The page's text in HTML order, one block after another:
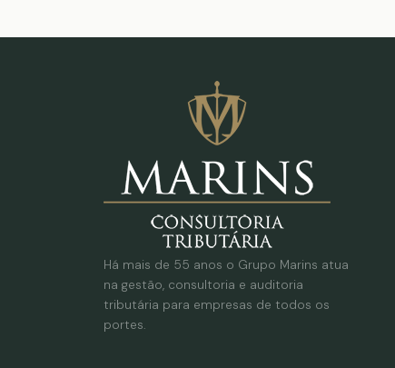
Há mais de 55 anos o Grupo Marins atua
na gestão, consultoria e auditoria
tributária para empresas de todos os
portes.